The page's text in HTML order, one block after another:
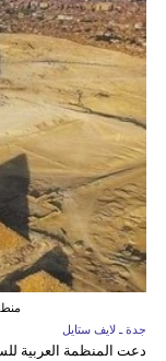
جدة ـ لايف ستايل
دعت المنظمة العربية